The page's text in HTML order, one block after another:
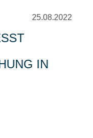
25.08.2022
V
IN S